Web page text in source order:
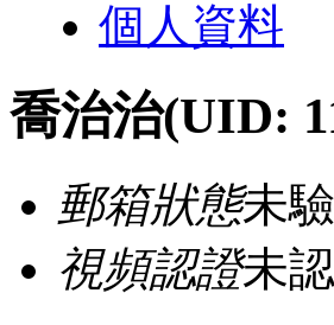
個人資料
喬治治(UID:
郵箱狀態未
視頻認證未